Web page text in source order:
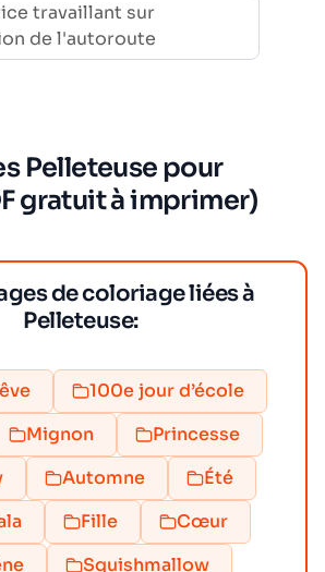
travaillant sur
de l'autoroute
Pelleteuse pour
gratuit à imprimer)
de coloriage liées à
Pelleteuse:
100e jour d’école
Mignon
Princesse
Automne
Été
Fille
Cœur
Squishmallow